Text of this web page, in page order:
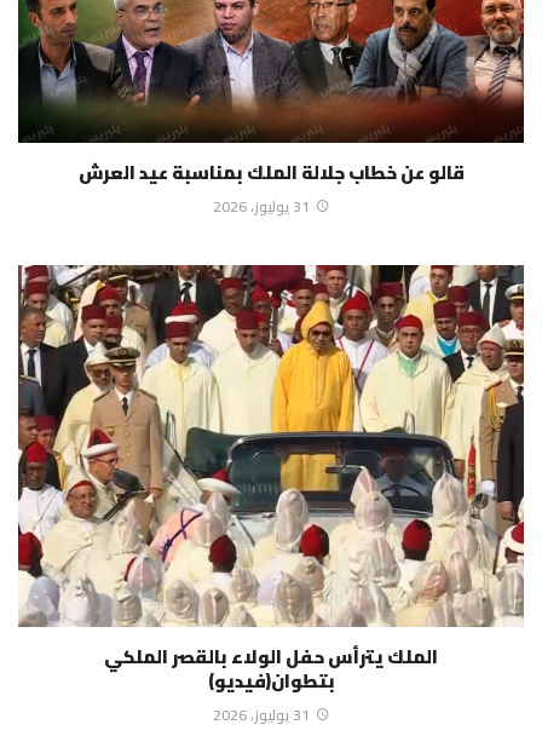
قالو عن خطاب جلالة الملك بمناسبة عيد العرش
31 يوليوز، 2026
الملك يترأس حفل الولاء بالقصر الملكي
بتطوان(فيديو)
31 يوليوز، 2026